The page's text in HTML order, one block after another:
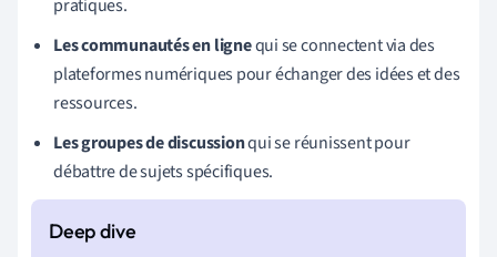
pratiques.
Les communautés en lignequi se connectent via des
plateformes numériques pour échanger des idées et des
ressources.
Les groupes de discussionqui se réunissent pour
débattre de sujets spécifiques.